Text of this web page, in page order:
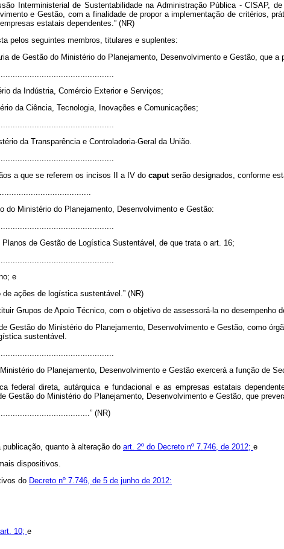
Interministerial de Sustentabilidade na Administração Pública - CISAP,
e Gestão, com a finalidade de propor a implementação de critérios,
estatais dependentes.” (NR)
pelos seguintes membros, titulares e suplentes:
de Gestão do Ministério do Planejamento, Desenvolvimento e Gestão, que a
da Indústria, Comércio Exterior e Serviços;
da Ciência, Tecnologia, Inovações e Comunicações;
da Transparência e Controladoria-Geral da União.
a que se referem os incisos II a IV do caput serão designados, conforme
do Ministério do Planejamento, Desenvolvimento e Gestão:
Planos de Gestão de Logística Sustentável, de que trata o art. 16;
e
de ações de logística sustentável.” (NR)
Grupos de Apoio Técnico, com o objetivo de assessorá-la no desempenho
Gestão do Ministério do Planejamento, Desenvolvimento e Gestão, como
sustentável.
do Planejamento, Desenvolvimento e Gestão exercerá a função de
federal direta, autárquica e fundacional e as empresas estatais
Gestão do Ministério do Planejamento, Desenvolvimento e Gestão, que
(NR)
quanto à alteração do art. 2º do Decreto nº 7.746, de 2012; e
dispositivos.
do Decreto nº 7.746, de 5 de junho de 2012:
10; e